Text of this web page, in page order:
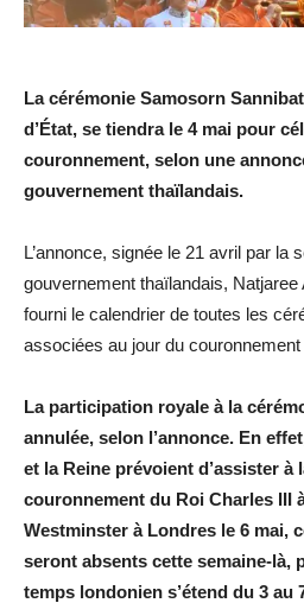
La cérémonie Samosorn
d’État, se tiendra le 4 mai pour
couronnement, selon une
gouvernement thaïlandais.
L’annonce, signée le 21 avril par la
gouvernement thaïlandais,
fourni le calendrier de toutes les
associées au jour du
La participation royale à la
annulée, selon l’annonce. En
et la Reine prévoient d’assister à
couronnement du Roi Charles III
Westminster à Londres le 6 mai,
seront absents cette semaine-là,
temps londonien s’étend du 3 au